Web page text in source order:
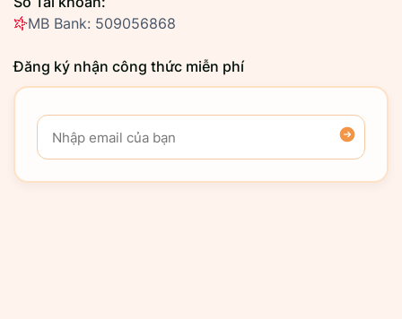
MB Bank: 509056868
Đăng ký nhận công thức miễn phí